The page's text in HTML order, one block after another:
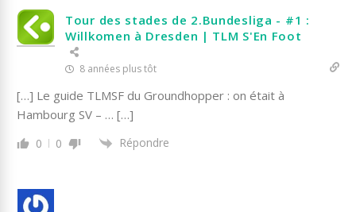
Tour des stades de 2.Bundesliga - #1 :
Willkomen à Dresden | TLM S'En Foot
8 années plus tôt
[…] Le guide TLMSF du Groundhopper : on était à
Hambourg SV – … […]
0 0 Répondre